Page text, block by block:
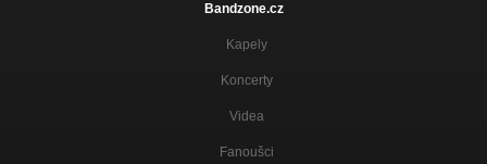
Bandzone.cz
Kapely
Koncerty
Videa
Fanoušci